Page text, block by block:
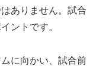
ありません。試合
ントです。
に向かい、試合前